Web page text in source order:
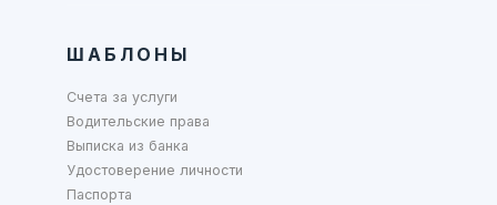
ШАБЛОНЫ
Счета за услуги
Водительские права
Выписка из банка
Удостоверение личности
Паспорта